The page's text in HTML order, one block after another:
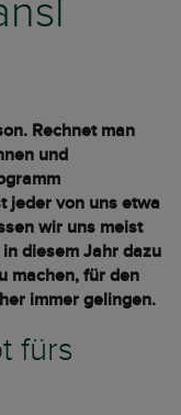
Rechnet man
und
jeder von uns etwa
wir uns meist
diesem Jahr dazu
machen, für den
immer gelingen.
fürs